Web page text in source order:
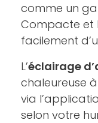
comme un
Compacte et
facilement
L’éclairage
chaleureuse
via
selon votre